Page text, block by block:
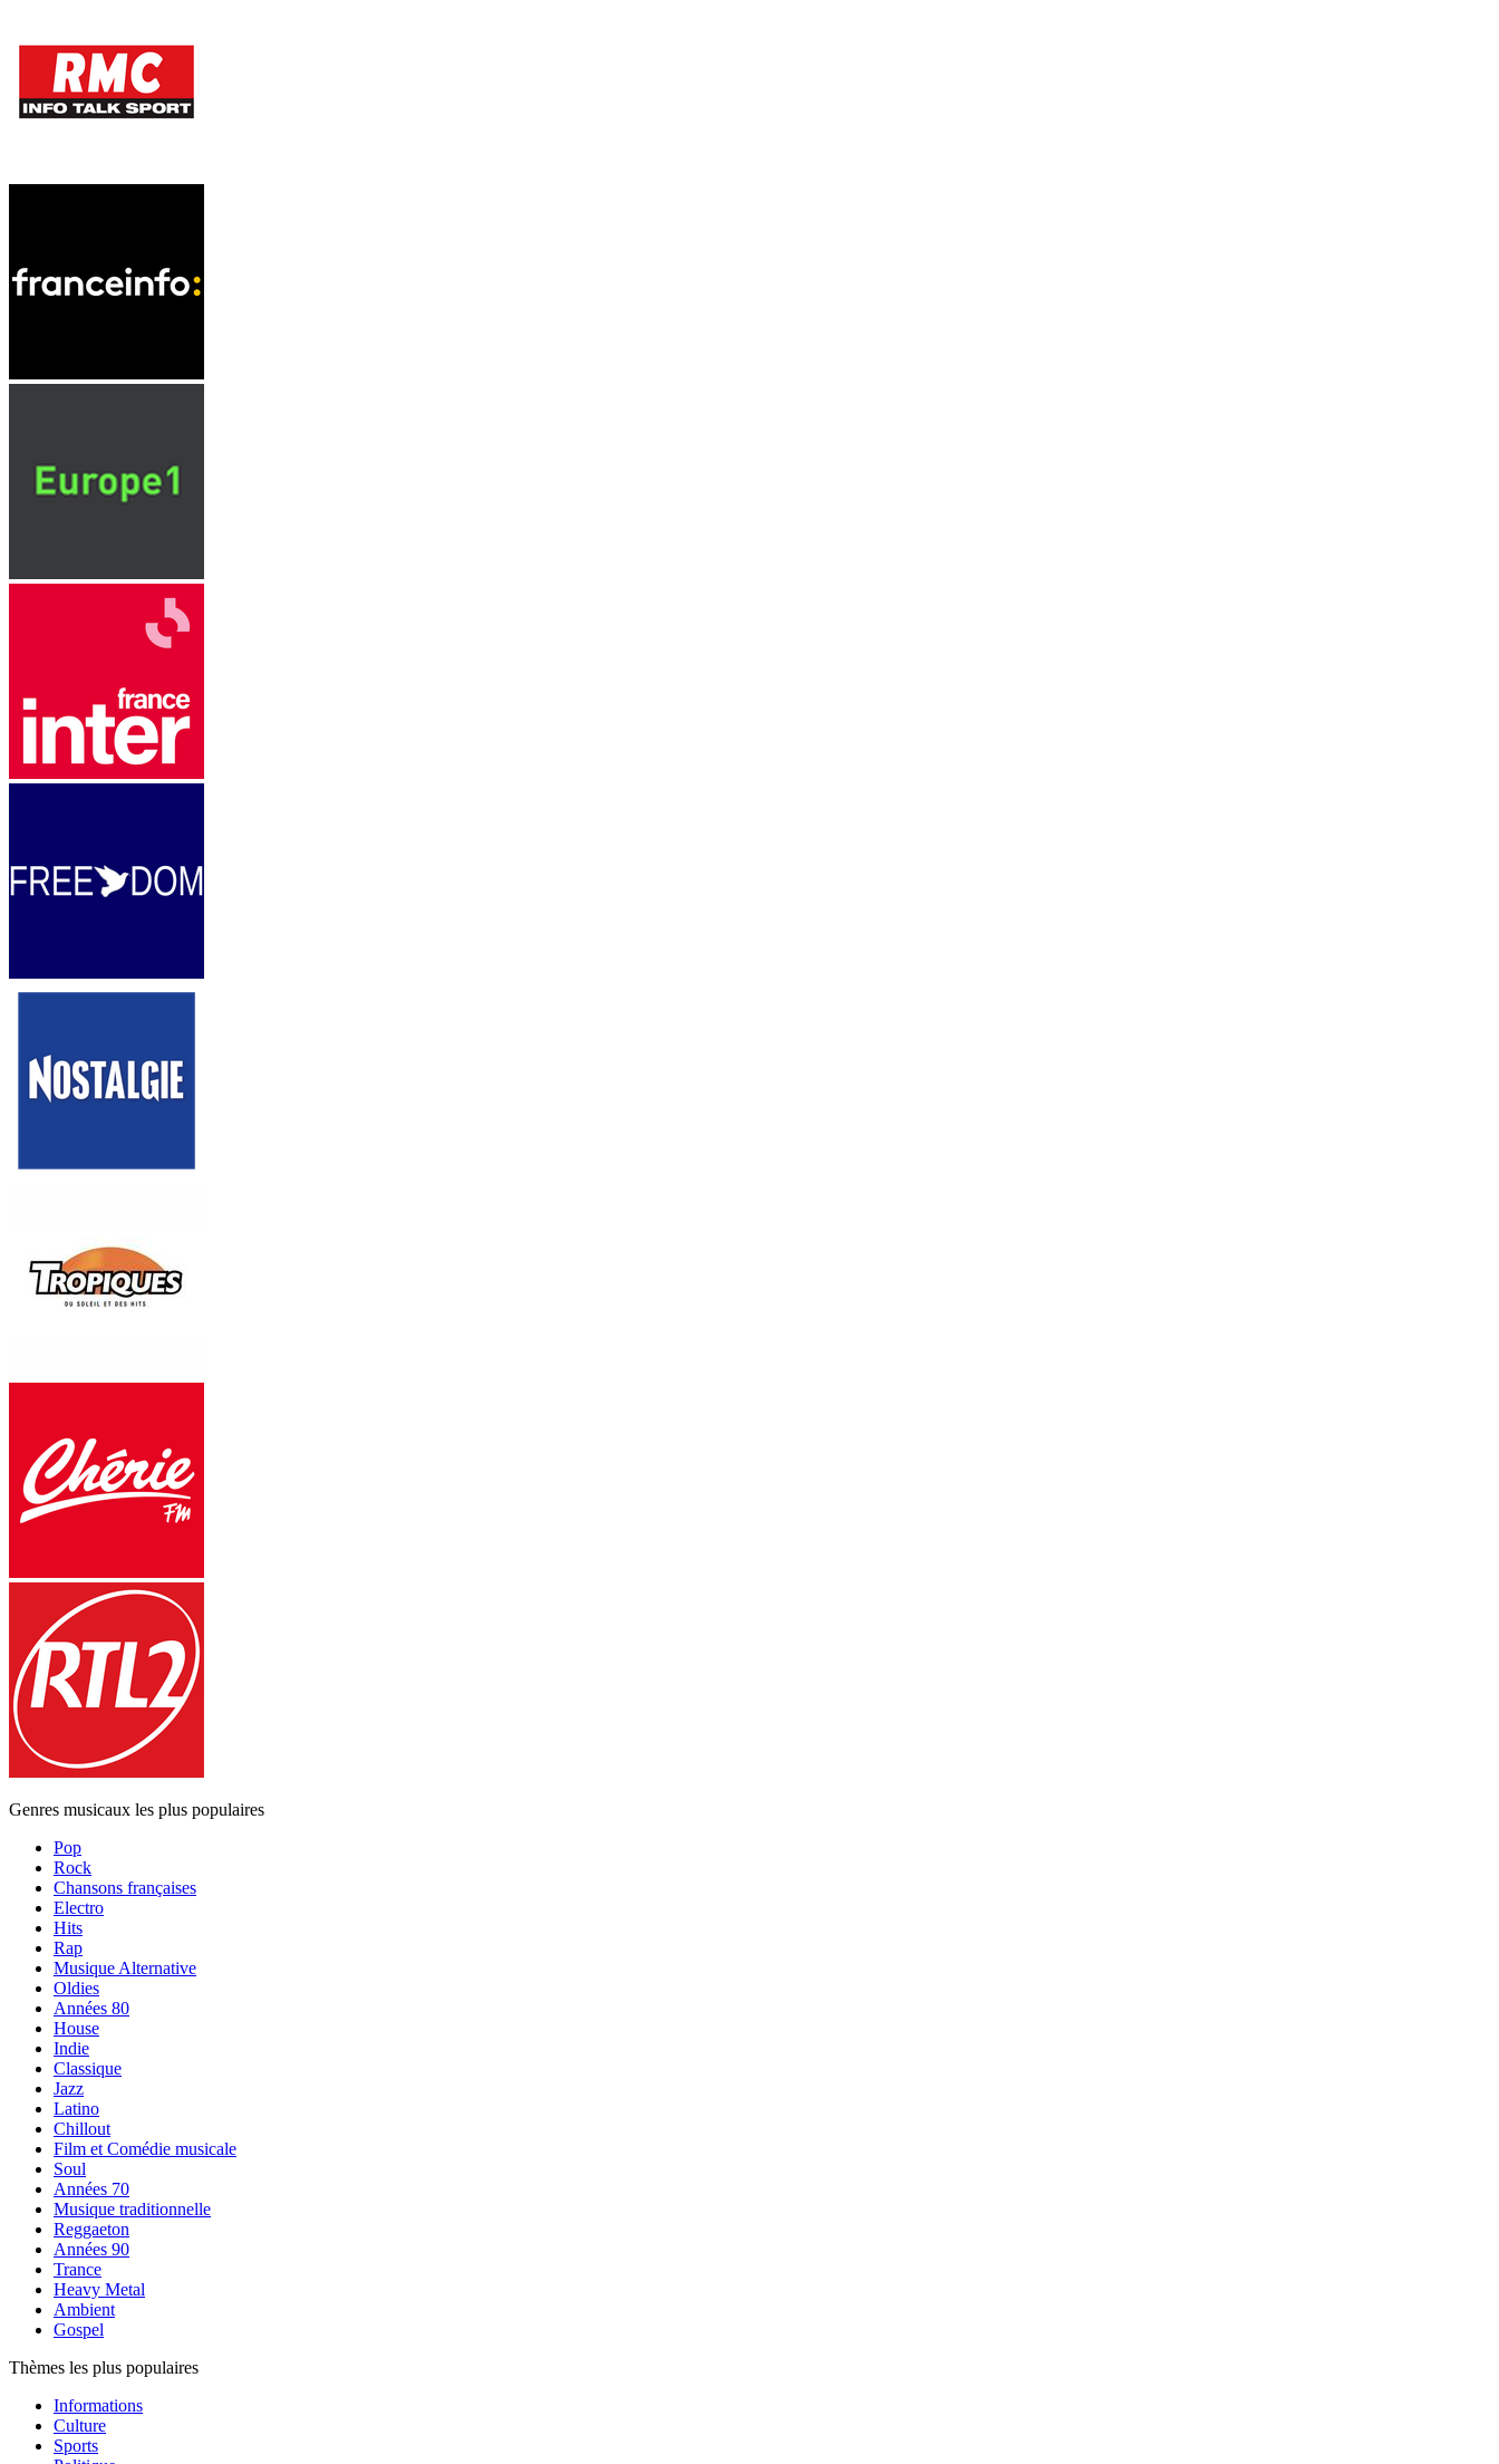
Genres musicaux les plus populaires
Pop
Rock
Chansons françaises
Electro
Hits
Rap
Musique Alternative
Oldies
Années 80
House
Indie
Classique
Jazz
Latino
Chillout
Film et Comédie musicale
Soul
Années 70
Musique traditionnelle
Reggaeton
Années 90
Trance
Heavy Metal
Ambient
Gospel
Thèmes les plus populaires
Informations
Culture
Sports